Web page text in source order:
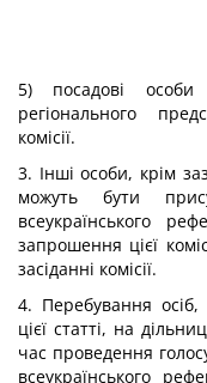
5) посадові особи
регіонального
комісії.
3. Інші особи, крім
можуть бути
всеукраїнського
запрошення цієї
засіданні комісії.
4. Перебування
цієї статті, на
час проведення
всеукраїнського